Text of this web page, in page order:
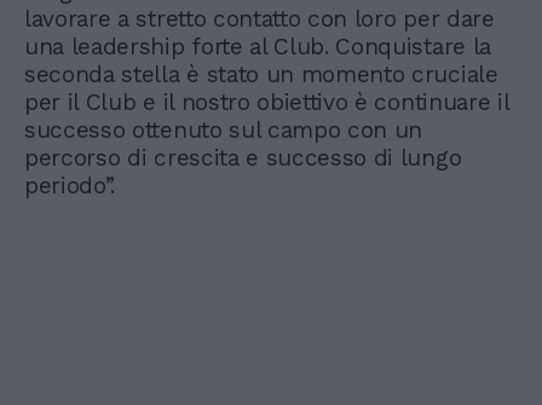
lavorare a stretto contatto con loro per dare
una leadership forte al Club. Conquistare la
seconda stella è stato un momento cruciale
per il Club e il nostro obiettivo è continuare il
successo ottenuto sul campo con un
percorso di crescita e successo di lungo
periodo”.